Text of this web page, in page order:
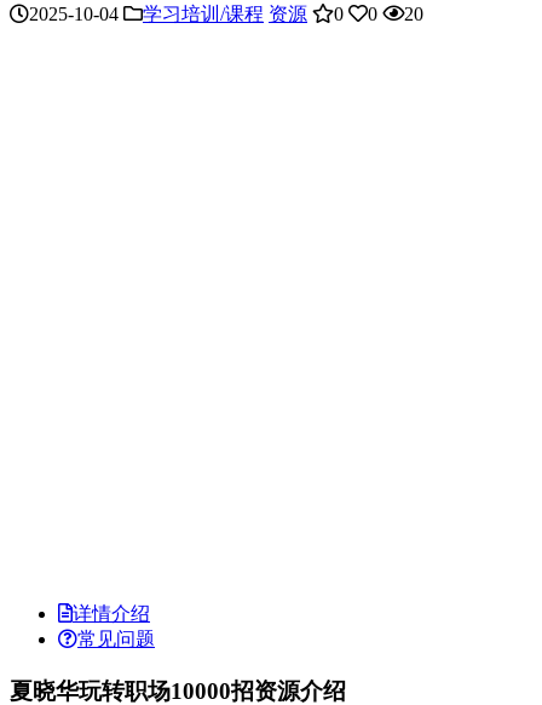
2025-10-04 学习培训/课程 资源 0 0 20
详情介绍
常见问题
夏晓华玩转职场10000招资源介绍